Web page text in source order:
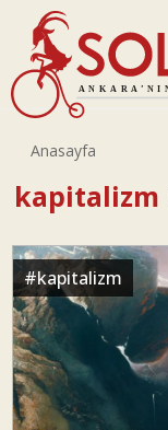
Anasayfa
kapitalizm
#kapitalizm